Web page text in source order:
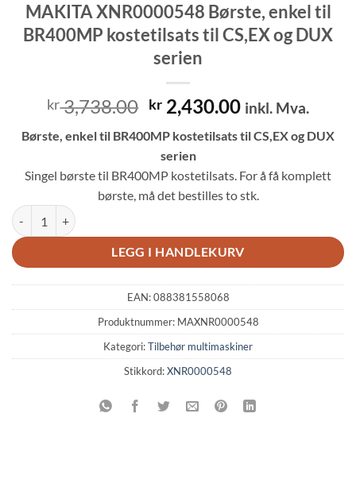
MAKITA XNR0000548 Børste, enkel til
BR400MP kostetilsats til CS,EX og DUX
serien
kr3,738.00 Opprinnelig
pris
var:
kr 3,738.00.
kr2,430.00Nåværende
er:
inkl. Mva.
Børste, enkel til BR400MP kostetilsats til CS,EX og DUX
serien
Singel børste til BR400MP kostetilsats. For å få komplett
børste, må det bestilles to stk.
MAKITA XNR0000548 Børste, enkel til BR400MP kostetilsats til
LEGG I HANDLEKURV
EAN:088381558068
Produktnummer: MAXNR0000548
Kategori:Tilbehør multimaskiner
Stikkord:XNR0000548